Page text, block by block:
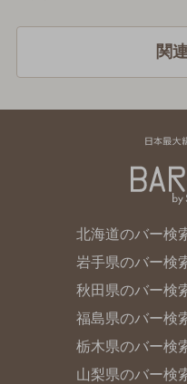
関
北海道のバー検
岩手県のバー検
秋田県のバー検
福島県のバー検
栃木県のバー検
山梨県のバー検